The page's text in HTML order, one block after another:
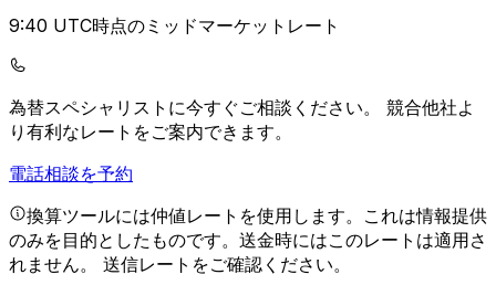
9:40 UTC時点のミッドマーケットレート
為替スペシャリストに今すぐご相談ください。 競合他社よ
り有利なレートをご案内できます。
電話相談を予約
換算ツールには仲値レートを使用します。これは情報提供
のみを目的としたものです。送金時にはこのレートは適用さ
れません。 送信レートをご確認ください。